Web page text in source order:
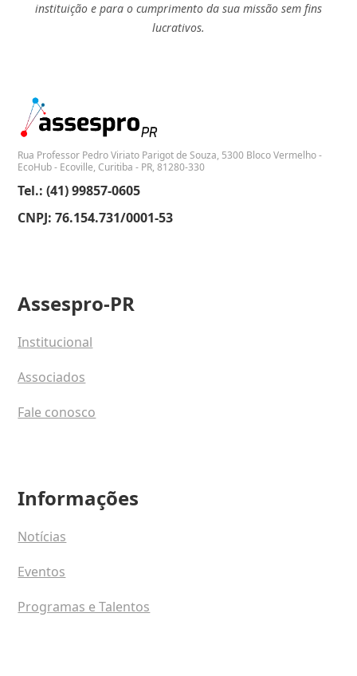
instituição e para o cumprimento da sua missão sem fins
lucrativos.
Rua Professor Pedro Viriato Parigot de Souza, 5300 Bloco Vermelho -
EcoHub - Ecoville, Curitiba - PR, 81280-330
Tel.: (41) 99857-0605
CNPJ: 76.154.731/0001-53
Assespro-PR
Institucional
Associados
Fale conosco
Informações
Notícias
Eventos
Programas e Talentos